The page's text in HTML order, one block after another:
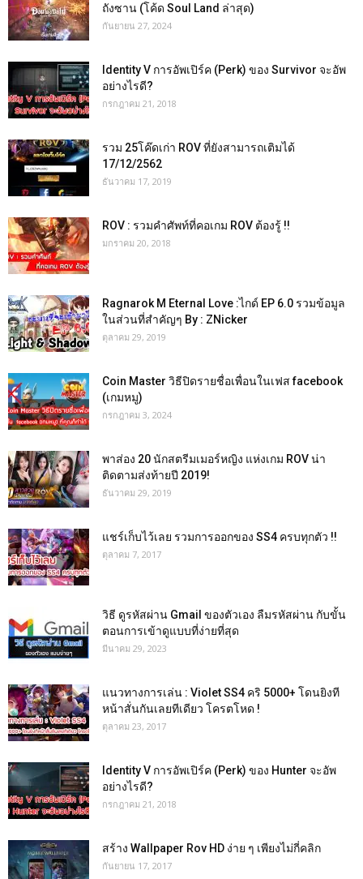
ถังซาน (โค้ด Soul Land ล่าสุด)
กันยายน 27, 2024
Identity V การอัพเปิร์ค (Perk) ของ Survivor จะอัพ
อย่างไรดี?
กรกฎาคม 21, 2018
รวม 25โค๊ดเก่า ROV ที่ยังสามารถเติมได้
17/12/2562
ธันวาคม 17, 2019
ROV : รวมคำศัพท์ที่คอเกม ROV ต้องรู้ !!
มกราคม 20, 2018
Ragnarok M Eternal Love :ไกด์ EP 6.0 รวมข้อมูล
ในส่วนที่สำคัญๆ By : ZNicker
ตุลาคม 29, 2019
Coin Master วิธีปิดรายชื่อเพื่อนในเฟส facebook
(เกมหมู)
กรกฎาคม 3, 2024
พาส่อง 20 นักสตรีมเมอร์หญิง แห่งเกม ROV น่า
ติดตามส่งท้ายปี 2019!
ธันวาคม 29, 2019
แชร์เก็บไว้เลย รวมการออกของ SS4 ครบทุกตัว !!
ตุลาคม 7, 2017
วิธี ดูรหัสผ่าน Gmail ของตัวเอง ลืมรหัสผ่าน กับขั้น
ตอนการเข้าดูแบบที่ง่ายที่สุด
มีนาคม 29, 2023
แนวทางการเล่น : Violet SS4 คริ 5000+ โดนยิงที
หน้าสั่นกันเลยทีเดียว โครตโหด !
ตุลาคม 23, 2017
Identity V การอัพเปิร์ค (Perk) ของ Hunter จะอัพ
อย่างไรดี?
กรกฎาคม 21, 2018
สร้าง Wallpaper Rov HD ง่าย ๆ เพียงไม่กี่คลิก
กันยายน 17, 2017